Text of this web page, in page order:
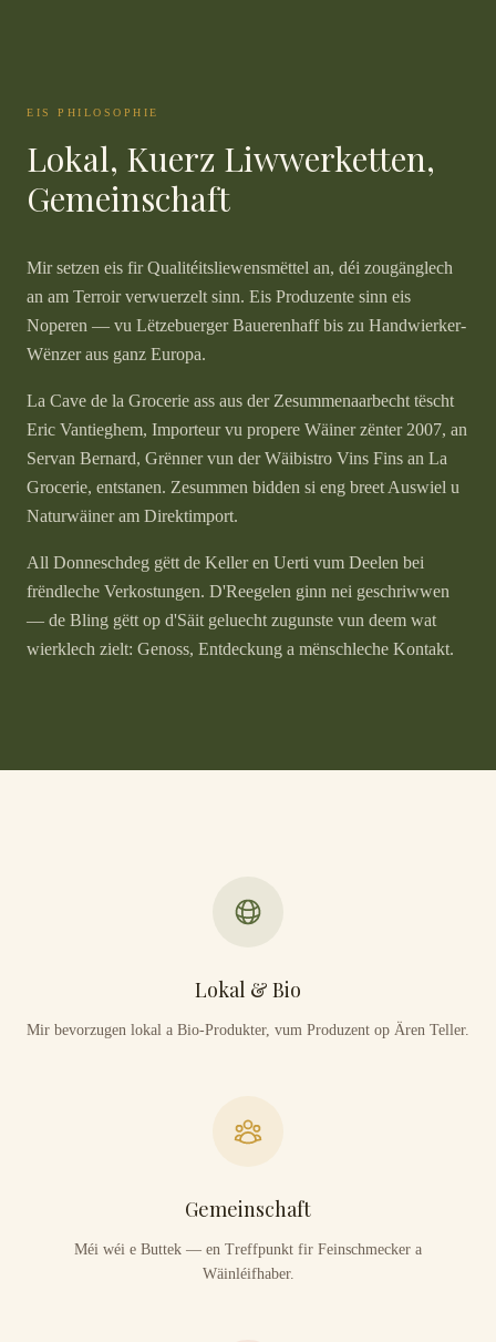
EIS PHILOSOPHIE
Lokal, Kuerz Liwwerketten,
Gemeinschaft
Mir setzen eis fir Qualitéitsliewensmëttel an, déi zougänglech
an am Terroir verwuerzelt sinn. Eis Produzente sinn eis
Noperen — vu Lëtzebuerger Bauerenhaff bis zu Handwierker-
Wënzer aus ganz Europa.
La Cave de la Grocerie ass aus der Zesummenaarbecht tëscht
Eric Vantieghem, Importeur vu propere Wäiner zënter 2007, an
Servan Bernard, Grënner vun der Wäibistro Vins Fins an La
Grocerie, entstanen. Zesummen bidden si eng breet Auswiel u
Naturwäiner am Direktimport.
All Donneschdeg gëtt de Keller en Uerti vum Deelen bei
frëndleche Verkostungen. D'Reegelen ginn nei geschriwwen
— de Bling gëtt op d'Säit geluecht zugunste vun deem wat
wierklech zielt: Genoss, Entdeckung a mënschleche Kontakt.
Lokal & Bio
Mir bevorzugen lokal a Bio-Produkter, vum Produzent op Ären Teller.
Gemeinschaft
Méi wéi e Buttek — en Treffpunkt fir Feinschmecker a
Wäinléifhaber.